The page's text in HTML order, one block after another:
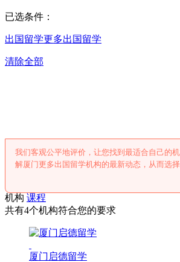
已选条件：
出国留学更多出国留学
清除全部
我们客观公平地评价，让您找到最适合自己的
解厦门更多出国留学机构的最新动态，从而选
机构 课程
共有4个机构符合您的要求
厦门启德留学